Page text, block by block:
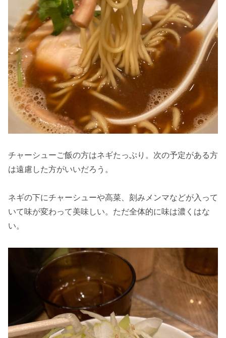
チャーシューご飯の方はネギたっぷり。次の予定がある方
は遠慮した方がいいだろう。
ネギの下にチャーシューや高菜、刻みメンマなどが入って
いて味が変わって美味しい。ただ全体的に味は濃くはな
い。